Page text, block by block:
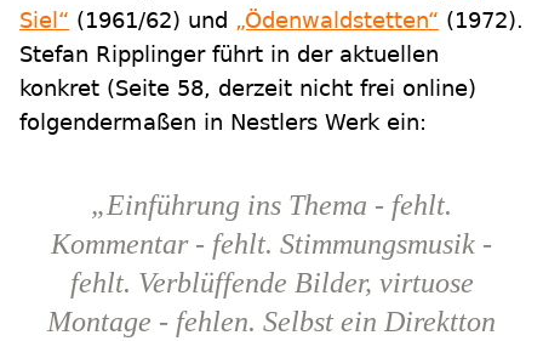
Siel“ (1961/62) und „Ödenwaldstetten“ (1972).
Stefan Ripplinger führt in der aktuellen
konkret (Seite 58, derzeit nicht frei online)
folgendermaßen in Nestlers Werk ein:
„Einführung ins Thema - fehlt.
Kommentar - fehlt. Stimmungsmusik -
fehlt. Verblüffende Bilder, virtuose
Montage - fehlen. Selbst ein Direktton